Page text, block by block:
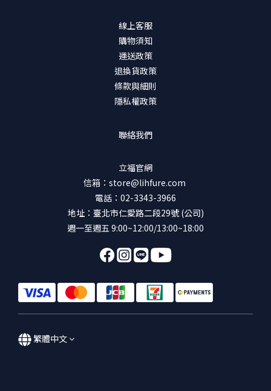
線上客服
購物須知
運送政策
退換貨政策
條款與細則
隱私權政策
聯絡我們
立福官網
信箱：store@lihfure.com
電話：02-3343-3966
地址：臺北市仁愛路二段29號 (公司)
週一至週五 9:00~12:00/13:00~18:00
繁體中文